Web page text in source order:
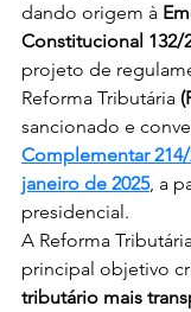
dando origem à
Constitucional 132/
projeto de
Reforma Tributária
sancionado e
Complementar 214/
janeiro de 2025, a
presidencial.
A Reforma
principal objetivo
tributário mais